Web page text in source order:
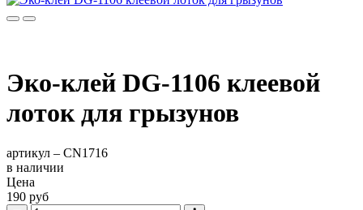
Эко-клей DG-1106 клеевой
лоток для грызунов
артикул – CN1716
в наличии
Цена
190 руб